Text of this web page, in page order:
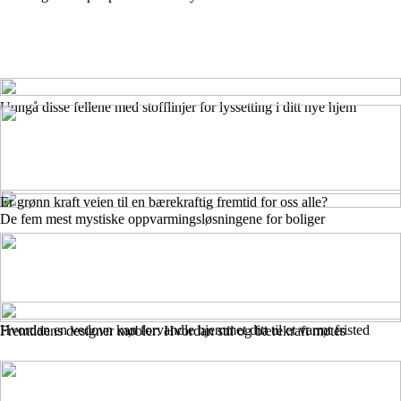
Unngå disse fellene med stofflinjer for lyssetting i ditt nye hjem
De fem mest mystiske oppvarmingsløsningene for boliger
Fremtidens designer møbler: Hvordan stil og bærekraft møtes
Er grønn kraft veien til en bærekraftig fremtid for oss alle?
Hvordan en vedovn kan forvandle hjemmet ditt til et varmt fristed